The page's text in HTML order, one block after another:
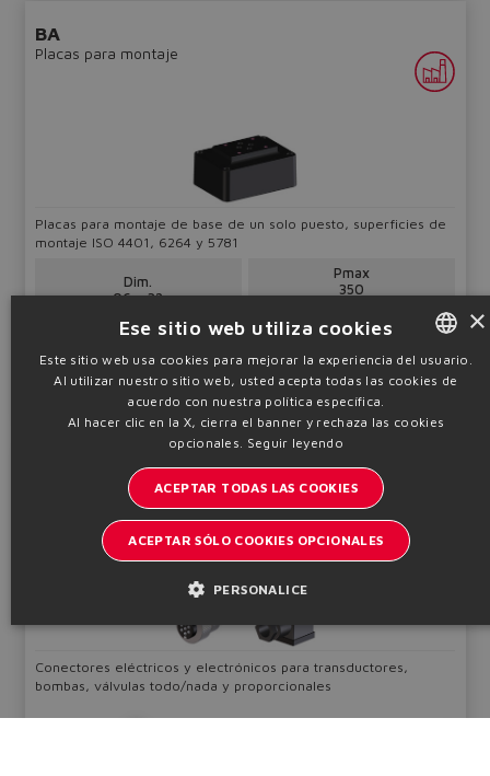
BA
Placas para montaje
Placas para montaje de base de un solo puesto, superficies de
montaje ISO 4401, 6264 y 5781
Dim.
06 ÷ 32
Pmax
350
Información técnica
CONECTORES
Conectores eléctricos y electrónicos para transductores,
bombas, válvulas todo/nada y proporcionales
ENGLISH
ITALIAN
×
Ese sitio web utiliza cookies
Este sitio web usa cookies para mejorar la experiencia del usuario.
Al utilizar nuestro sitio web, usted acepta todas las cookies de
acuerdo con nuestra política específica.
Al hacer clic en la X, cierra el banner y rechaza las cookies
opcionales. Seguir leyendo
ACEPTAR TODAS LAS COOKIES
ACEPTAR SÓLO COOKIES OPCIONALES
PERSONALICE